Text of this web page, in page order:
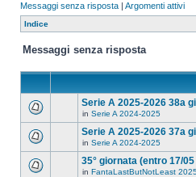
Messaggi senza risposta | Argomenti attivi
Indice
Messaggi senza risposta
Serie A 2025-2026 38a
in Serie A 2024-2025
Serie A 2025-2026 37a
in Serie A 2024-2025
35° giornata (entro 17/
in FantaLastButNotLeast